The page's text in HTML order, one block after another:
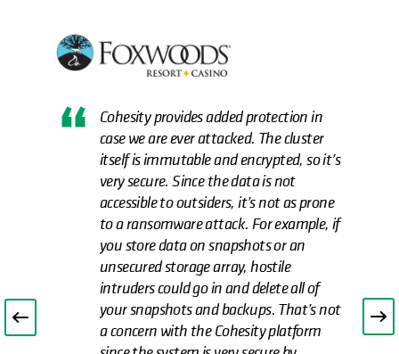
There were many different levers to scale
what we had—adding resources, VMs,
capacity—but it was all overly
complicated and someone would have
to constantly tweak it. If we weren’t
going to grow, our current solution
would work for backups, but not
restores. We knew there were better,
more modern solutions on the market
for consolidating, simplifying, and
scaling data management.”